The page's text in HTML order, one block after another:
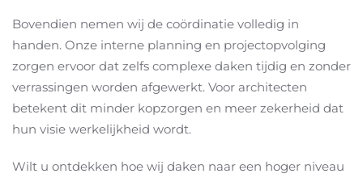
Bovendien nemen wij de coördinatie volledig in
handen. Onze interne planning en projectopvolging
zorgen ervoor dat zelfs complexe daken tijdig en zonder
verrassingen worden afgewerkt. Voor architecten
betekent dit minder kopzorgen en meer zekerheid dat
hun visie werkelijkheid wordt.
Wilt u ontdekken hoe wij daken naar een hoger niveau